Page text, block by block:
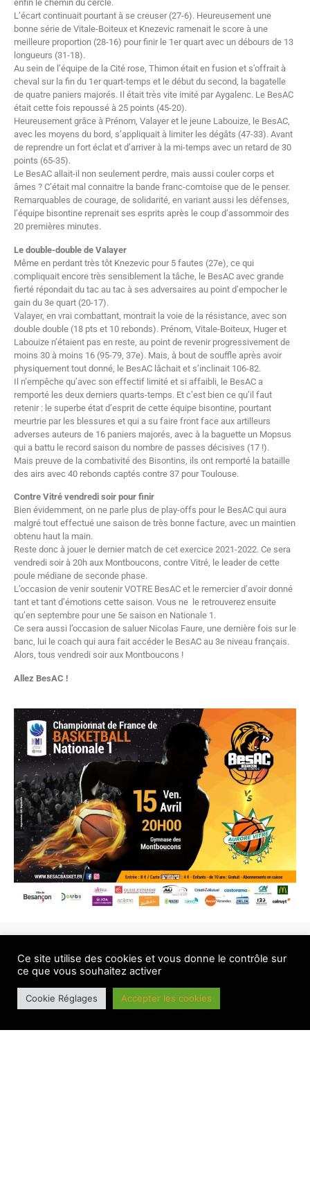
enfin le chemin du cercle.
L’écart continuait pourtant à se creuser (27-6). Heureusement une
bonne série de Vitale-Boiteux et Knezevic ramenait le score à une
meilleure proportion (28-16) pour finir le 1er quart avec un débours de 13
longueurs (31-18).
Au sein de l’équipe de la Cité rose, Thimon était en fusion et s’offrait à
cheval sur la fin du 1er quart-temps et le début du second, la bagatelle
de quatre paniers majorés. Il était très vite imité par Aygalenc. Le BesAC
était cette fois repoussé à 25 points (45-20).
Heureusement grâce à Prénom, Valayer et le jeune Labouize, le BesAC,
avec les moyens du bord, s’appliquait à limiter les dégâts (47-33). Avant
de reprendre un fort éclat et d’arriver à la mi-temps avec un retard de 30
points (65-35).
Le BesAC allait-il non seulement perdre, mais aussi couler corps et
âmes ? C’était mal connaitre la bande franc-comtoise que de le penser.
Remarquables de courage, de solidarité, en variant aussi les défenses,
l’équipe bisontine reprenait ses esprits après le coup d’assommoir des
20 premières minutes.
Le double-double de Valayer
Même en perdant très tôt Knezevic pour 5 fautes (27e), ce qui
compliquait encore très sensiblement la tâche, le BesAC avec grande
fierté répondait du tac au tac à ses adversaires au point d’empocher le
gain du 3e quart (20-17).
Valayer, en vrai combattant, montrait la voie de la résistance, avec son
double double (18 pts et 10 rebonds). Prénom, Vitale-Boiteux, Huger et
Labouize n’étaient pas en reste, au point de revenir progressivement de
moins 30 à moins 16 (95-79, 37e). Mais, à bout de souffle après avoir
physiquement tout donné, le BesAC lâchait et s’inclinait 106-82.
Il n’empêche qu’avec son effectif limité et si affaibli, le BesAC a
remporté les deux derniers quarts-temps. Et c’est bien ce qu’il faut
retenir : le superbe état d’esprit de cette équipe bisontine, pourtant
meurtrie par les blessures et qui a su faire front face aux artilleurs
adverses auteurs de 16 paniers majorés, avec à la baguette un Mopsus
qui a battu le record saison du nombre de passes décisives (17 !).
Mais preuve de la combativité des Bisontins, ils ont remporté la bataille
des airs avec 40 rebonds captés contre 37 pour Toulouse.
Contre Vitré vendredi soir pour finir
Bien évidemment, on ne parle plus de play-offs pour le BesAC qui aura
malgré tout effectué une saison de très bonne facture, avec un maintien
obtenu haut la main.
Reste donc à jouer le dernier match de cet exercice 2021-2022. Ce sera
vendredi soir à 20h aux Montboucons, contre Vitré, le leader de cette
poule médiane de seconde phase.
L’occasion de venir soutenir VOTRE BesAC et le remercier d’avoir donné
tant et tant d’émotions cette saison. Vous ne le retrouverez ensuite
qu’en septembre pour une 5e saison en Nationale 1.
Ce sera aussi l’occasion de saluer Nicolas Faure, une dernière fois sur le
banc, lui le coach qui aura fait accéder le BesAC au 3e niveau français.
Alors, tous vendredi soir aux Montboucons !
Allez BesAC !
BANNIERE PRINCIPALE
Ce site utilise des cookies et vous donne le contrôle sur
ce que vous souhaitez activer
Cookie Réglages Accepter les cookies